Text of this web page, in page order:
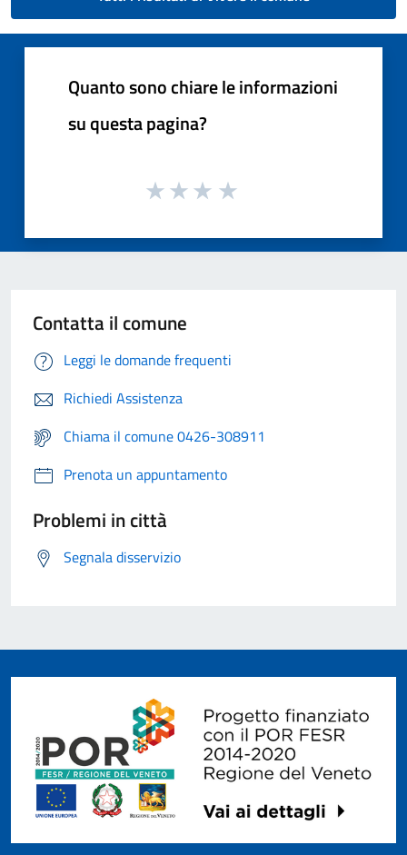
Quanto sono chiare le informazioni
su questa pagina?
Contatta il comune
Leggi le domande frequenti
Richiedi Assistenza
Chiama il comune 0426-308911
Prenota un appuntamento
Problemi in città
Segnala disservizio